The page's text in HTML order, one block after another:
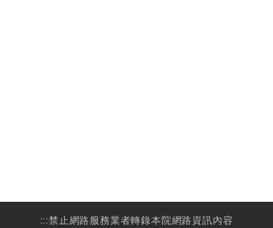
:::禁止網路服務業者轉錄本院網路資訊內容